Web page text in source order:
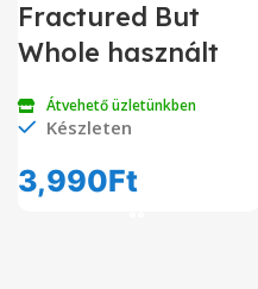
Fractured But
Whole használt
Átvehető üzletünkben
Készleten
3,990Ft